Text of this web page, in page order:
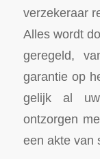
verzekeraar
Alles wordt
geregeld,
garantie op
gelijk al
ontzorgen
een akte van